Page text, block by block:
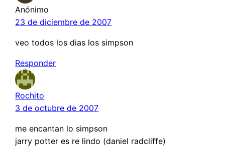
Anónimo
23 de diciembre de 2007
veo todos los dias los simpson
Responder
Rochito
3 de octubre de 2007
me encantan lo simpson
jarry potter es re lindo (daniel radcliffe)